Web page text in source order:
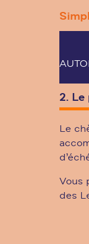
2.
Le
Vous
des